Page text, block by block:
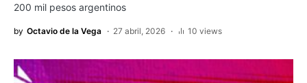
200 mil pesos argentinos
by Octavio de la Vega 27 abril, 2026 10 views